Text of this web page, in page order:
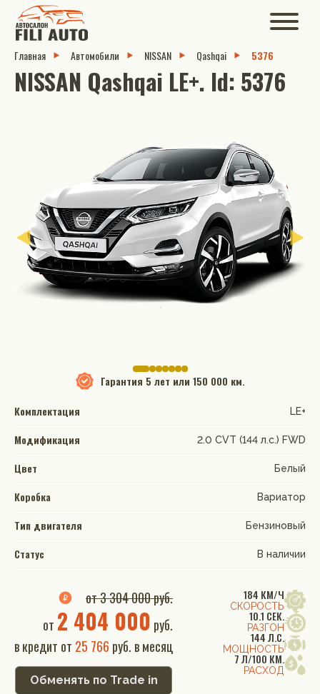
Главная Автомобили NISSAN Qashqai 5376
NISSAN Qashqai LE+. Id: 5376
Гарантия 5 лет или 150 000 км.
Комплектация
LE+
Модификация 2.0 CVT (144 л.с.) FWD
Цвет Белый
Коробка Вариатор
Тип двигателя Бензиновый
Статус В наличии
184 КМ/Ч
СКОРОСТЬ
10.1 СЕК.
РАЗГОН
144 Л.С.
МОЩНОСТЬ
7 Л/100 КМ.
РАСХОД
от 3 304 000 руб.
от 2 404 000 руб.
в кредит от 25 766 руб. в месяц
Обменять по Trade in